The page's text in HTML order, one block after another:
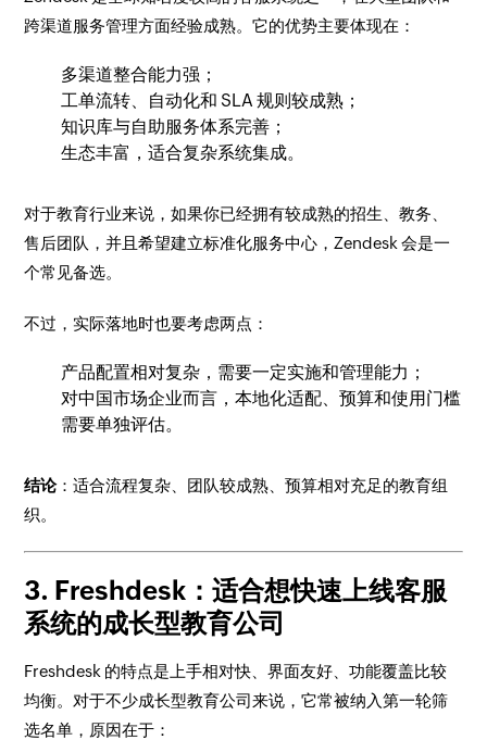
跨渠道服务管理方面经验成熟。它的优势主要体现在：
多渠道整合能力强；
工单流转、自动化和 SLA 规则较成熟；
知识库与自助服务体系完善；
生态丰富，适合复杂系统集成。
对于教育行业来说，如果你已经拥有较成熟的招生、教务、
售后团队，并且希望建立标准化服务中心，Zendesk 会是一
个常见备选。
不过，实际落地时也要考虑两点：
产品配置相对复杂，需要一定实施和管理能力；
对中国市场企业而言，本地化适配、预算和使用门槛
需要单独评估。
结论：适合流程复杂、团队较成熟、预算相对充足的教育组
织。
3. Freshdesk：适合想快速上线客服
系统的成长型教育公司
Freshdesk 的特点是上手相对快、界面友好、功能覆盖比较
均衡。对于不少成长型教育公司来说，它常被纳入第一轮筛
选名单，原因在于：